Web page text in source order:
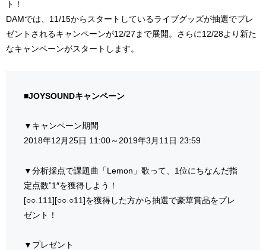
ト！
DAMでは、11/15からスタートしているライブグッズが抽選でプレ
ゼントされるキャンペーンが12/27まで展開。さらに12/28より新た
なキャンペーンがスタートします。
■JOYSOUNDキャンペーン
▼キャンペーン期間
2018年12月25日 11:00～2019年3月11日 23:59
▼分析採点で課題曲「Lemon」歌って、1位にちなんだ指
定点数”1″を獲得しよう！
[○○.111][○○.○11]を獲得した方から抽選で豪華賞品をプレ
ゼント！
▼プレゼント